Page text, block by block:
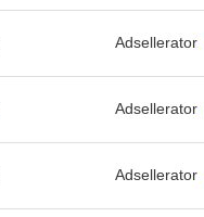
Adsellerator
Adsellerator
Adsellerator